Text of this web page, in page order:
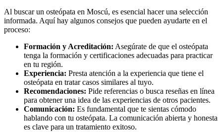
Al buscar un osteópata en Moscú, es esencial hacer una selección
informada. Aquí hay algunos consejos que pueden ayudarte en el
proceso:
Formación y Acreditación: Asegúrate de que el osteópata
tenga la formación y certificaciones adecuadas para practicar
en tu región.
Experiencia: Presta atención a la experiencia que tiene el
osteópata en tratar casos similares al tuyo.
Recomendaciones: Pide referencias o busca reseñas en línea
para obtener una idea de las experiencias de otros pacientes.
Comunicación: Es fundamental que te sientas cómodo
hablando con tu osteópata. La comunicación abierta y honesta
es clave para un tratamiento exitoso.